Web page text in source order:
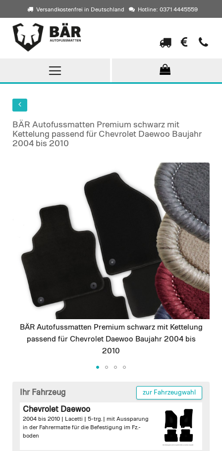
Versandkostenfrei in Deutschland Hotline: 0371 4445559
Direkt
zum
Inhalt
BÄR Autofussmatten Premium schwarz mit
Kettelung passend für Chevrolet Daewoo Baujahr
2004 bis 2010
images
gallery
BÄR Autofussmatten Premium schwarz mit Kettelung
passend für Chevrolet Daewoo Baujahr 2004 bis
2010
beginning
Ihr Fahrzeug zur Fahrzeugwahl
Chevrolet Daewoo
2004 bis 2010 | Lacetti | 5-trg. | mit Aussparung
in der Fahrermatte für die Befestigung im Fz.-
boden